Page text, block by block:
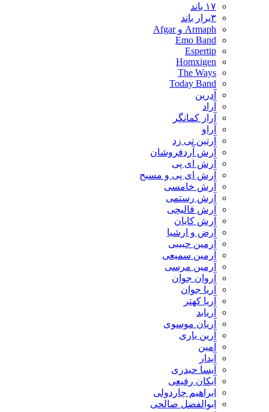
۱۷ باند
۳برار باند
Armaph و Afgar
Emo Band
Espertip
Homxigen
The Ways
Today Band
آدرین
آراد
آراز کمانگر
آراو
آرتین تی زد
آرش آردفروشان
آرش ای پی
آرش ای پی و مسیح
آرش خامسی
آرش رستمی
آرش قالیچی
آرش کایان
​آرض و ارشیا
آرمین حبیبی
آرمین سمیعی
آرمین مرسی
آروان جوان
آریا جوان
آریا کهتر
آریابد
آریان موسوی
آرین یاری
آمین
آیدار
آیسا حیدری
آیکان رفیعی
ابراهیم چاردولی
ابوالفضل صالحی